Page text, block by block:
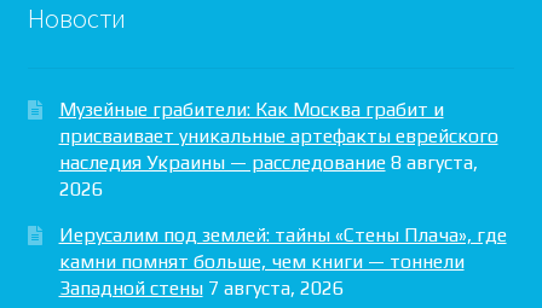
Новости
Музейные грабители: Как Москва грабит и
присваивает уникальные артефакты еврейского
наследия Украины — расследование 8 августа,
2026
Иерусалим под землей: тайны «Стены Плача», где
камни помнят больше, чем книги — тоннели
Западной стены 7 августа, 2026